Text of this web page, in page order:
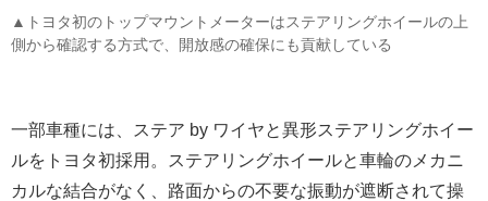
▲トヨタ初のトップマウントメーターはステアリングホイールの上
側から確認する方式で、開放感の確保にも貢献している
一部車種には、ステア by ワイヤと異形ステアリングホイー
ルをトヨタ初採用。ステアリングホイールと車輪のメカニ
カルな結合がなく、路面からの不要な振動が遮断されて操